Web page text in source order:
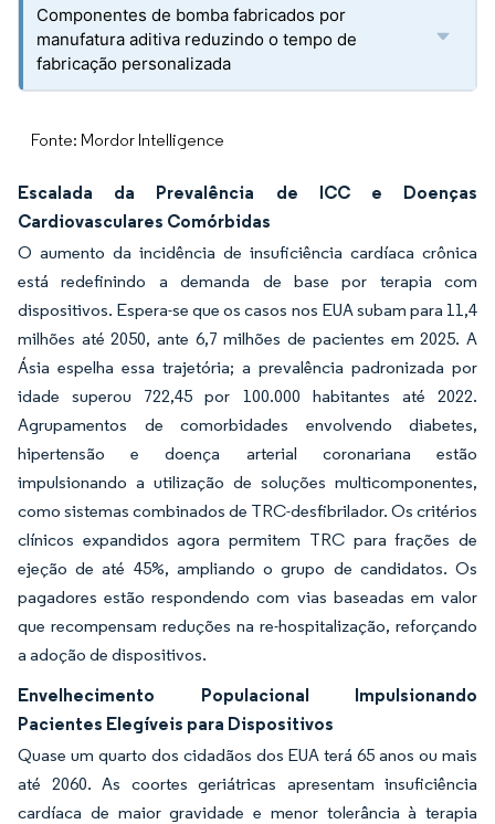
Componentes de bomba fabricados por
manufatura aditiva reduzindo o tempo de
fabricação personalizada
Fonte: Mordor Intelligence
Escalada da Prevalência de ICC e Doenças
Cardiovasculares Comórbidas
O aumento da incidência de insuficiência cardíaca crônica
está redefinindo a demanda de base por terapia com
dispositivos. Espera-se que os casos nos EUA subam para 11,4
milhões até 2050, ante 6,7 milhões de pacientes em 2025. A
Ásia espelha essa trajetória; a prevalência padronizada por
idade superou 722,45 por 100.000 habitantes até 2022.
Agrupamentos de comorbidades envolvendo diabetes,
hipertensão e doença arterial coronariana estão
impulsionando a utilização de soluções multicomponentes,
como sistemas combinados de TRC-desfibrilador. Os critérios
clínicos expandidos agora permitem TRC para frações de
ejeção de até 45%, ampliando o grupo de candidatos. Os
pagadores estão respondendo com vias baseadas em valor
que recompensam reduções na re-hospitalização, reforçando
a adoção de dispositivos.
Envelhecimento Populacional Impulsionando
Pacientes Elegíveis para Dispositivos
Quase um quarto dos cidadãos dos EUA terá 65 anos ou mais
até 2060. As coortes geriátricas apresentam insuficiência
cardíaca de maior gravidade e menor tolerância à terapia